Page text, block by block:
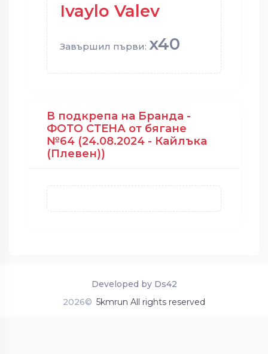
Ivaylo Valev
Завършил първи: x40
В подкрепа на Бранда -
ФОТО СТЕНА от бягане
№64 (24.08.2024 - Кайлъка
(Плевен))
2026© 5kmrun All rights reserved
Developed by Ds42